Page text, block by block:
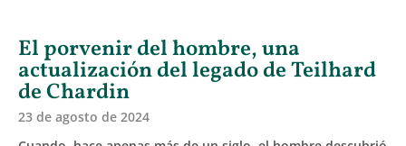
El porvenir del hombre, una
actualización del legado de Teilhard
de Chardin
23 de agosto de 2024